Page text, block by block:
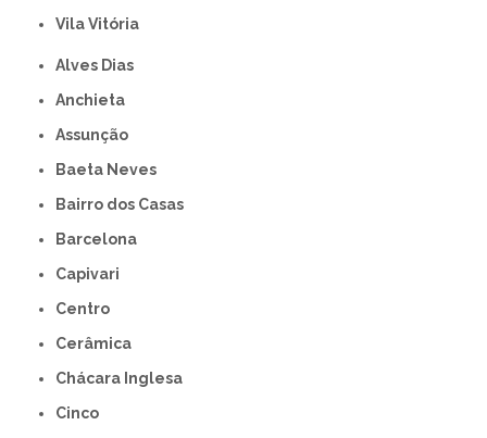
Vila Vitória
Alves Dias
Anchieta
Assunção
Baeta Neves
Bairro dos Casas
Barcelona
Capivari
Centro
Cerâmica
Chácara Inglesa
Cinco